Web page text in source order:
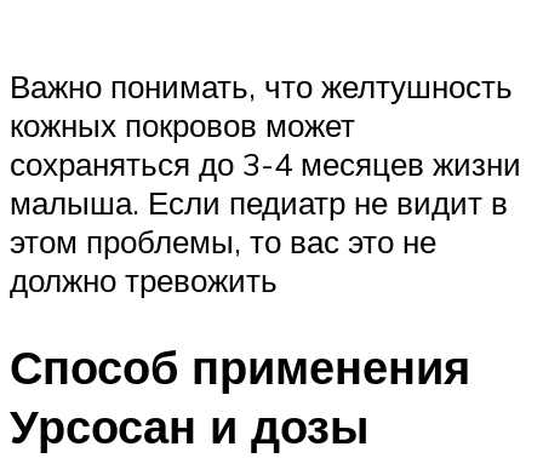
Важно понимать, что желтушность
кожных покровов может
сохраняться до 3-4 месяцев жизни
малыша. Если педиатр не видит в
этом проблемы, то вас это не
должно тревожить
Способ применения
Урсосан и дозы